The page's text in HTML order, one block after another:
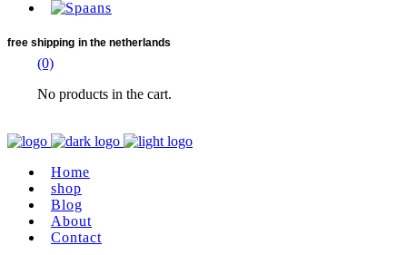
free shipping in the netherlands
(0)
No products in the cart.
Home
shop
Blog
About
Contact